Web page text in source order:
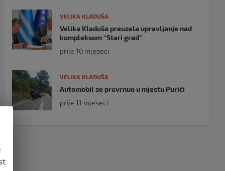
VELIKA KLADUŠA
Velika Kladuša preuzela upravljanje nad
kompleksom “Stari grad”
prije 10 mjeseci
VELIKA KLADUŠA
Automobil se prevrnuo u mjestu Purići
prije 11 mjeseci